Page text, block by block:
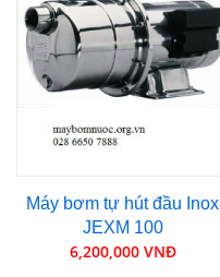
Máy bơm tự hút đầu Inox
JEXM 100
6,200,000 VNĐ